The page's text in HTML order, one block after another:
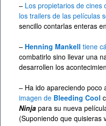
– Los propietarios de cines
los trailers de las películas
sencillo contarlas enteras
– Henning Mankell tiene
combatirlo sino llevar una
desarrollen los
– Ha ido apareciendo poco
imagen de Bleeding Cool
Ninja para su nueva
(Suponiendo que quisieras